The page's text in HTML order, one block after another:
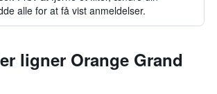
alle for at få vist anmeldelser.
ligner Orange Grand